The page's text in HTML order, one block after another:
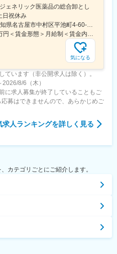
ェネリック医薬品の総合卸とし
日祝休み
＜勤務地詳細＞本社住所：愛知県名古屋市中村区平池町4-60-12 グローバルゲート27F受動喫煙対策：敷地内喫煙可能場所あり変更の範囲：無
＜予定年収＞350万円～500万円＜賃金形態＞月給制＜賃金内訳＞月額（基本給）：250,000円～357,000円＜月給＞250,000円～357,000円＜昇給有無＞有＜残業手当＞有＜給与補足＞昇給：年１回（３月）賞与：年２回（6月、12月）※経験、スキルに応じて相談のうえ決定いたします※残業手当は別途支給30歳年収：350万円／月給25万円+賞与35歳年収：400万円／月給28.5万円+賞与賃金はあくまでも目安の金額であり、選考を通じて上下する可能性があります。月給(月額)は固定手当を含めた表記です。
気になる
います（非公開求人は除く）。
8/6（木）
に求人募集が終了していることもご
募はできませんので、あらかじめご
求人ランキングを詳しく見る
カテゴリごとにご紹介します。